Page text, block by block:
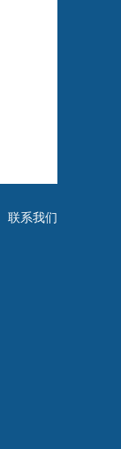
联系我们